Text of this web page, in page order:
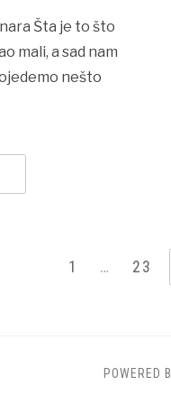
Šta je to što
mali, a sad nam
nešto
1 … 23
POWERED